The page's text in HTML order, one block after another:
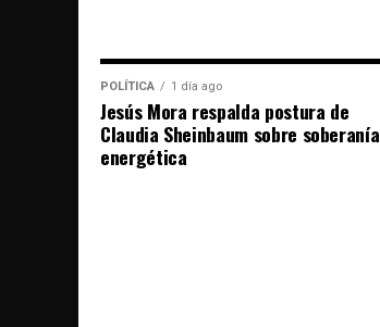
POLÍTICA 1 día ago
Jesús Mora respalda postura de
Claudia Sheinbaum sobre soberanía
energética